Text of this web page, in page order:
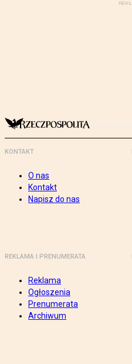
KONTAKT
O nas
Kontakt
Napisz do nas
REKLAMA I PRENUMERATA
Reklama
Ogłoszenia
Prenumerata
Archiwum